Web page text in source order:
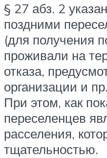
§ 27 абз. 2
поздними
(для получения
проживали на
отказа,
организации и
При этом, как
переселенцев
расселения,
тщательностью.